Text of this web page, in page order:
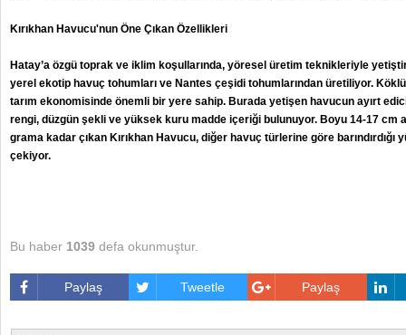
Kırıkhan Havucu'nun Öne Çıkan Özellikleri
Hatay’a özgü toprak ve iklim koşullarında, yöresel üretim teknikleriyle
yerel ekotip havuç tohumları ve Nantes çeşidi tohumlarından üretiliyor.
tarım ekonomisinde önemli bir yere sahip. Burada yetişen havucun ayırt
rengi, düzgün şekli ve yüksek kuru madde içeriği bulunuyor. Boyu 14-17 cm
grama kadar çıkan Kırıkhan Havucu, diğer havuç türlerine göre
çekiyor.
Bu haber 1039 defa okunmuştur.
Paylaş Tweetle Paylaş